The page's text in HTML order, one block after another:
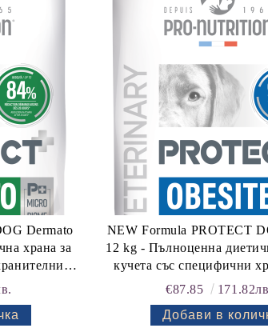
Dermato
храна за
на кожната
"Намаляване
NEW Formula PROTECT
12 kg - Пълноценна
кучета със специфични
потребности:
вноса на глюкоза
€87.85